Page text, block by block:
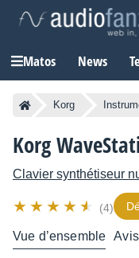
Matos News
Korg
Korg
Clavier synthétiseur
(4)
Vue d’ensemble Avis